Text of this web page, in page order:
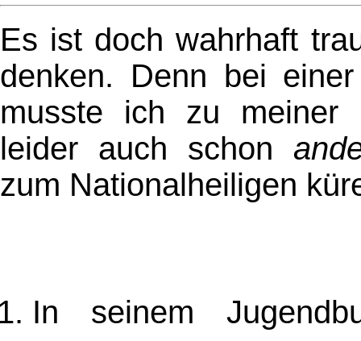
Es ist doch wahrhaft
denken. Denn bei
musste ich zu meiner
leider auch schon
zum Nationalheiligen
In seinem